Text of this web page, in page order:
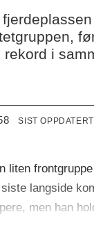
i
SIST OPPDATERT
liten
langside
men han